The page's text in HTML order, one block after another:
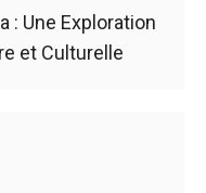
: Une Exploration
et Culturelle